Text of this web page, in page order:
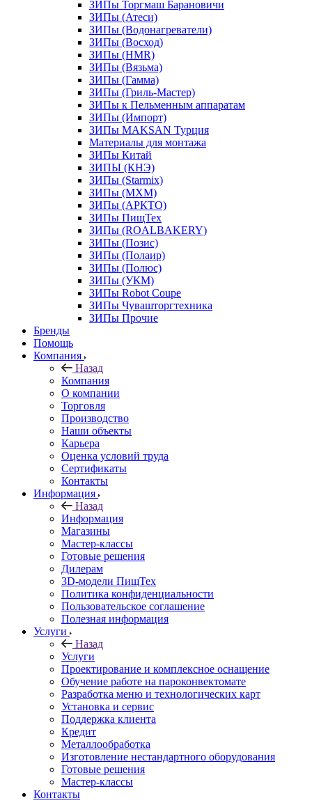
ЗИПы Торгмаш Барановичи
ЗИПы (Атеси)
ЗИПы (Водонагреватели)
ЗИПы (Восход)
ЗИПы (HMR)
ЗИПы (Вязьма)
ЗИПы (Гамма)
ЗИПы (Гриль-Мастер)
ЗИПы к Пельменным аппаратам
ЗИПы (Импорт)
ЗИПы MAKSAN Турция
Материалы для монтажа
ЗИПы Китай
ЗИПЫ (КНЭ)
ЗИПы (Starmix)
ЗИПы (МХМ)
ЗИПы (АРКТО)
ЗИПы ПищТех
ЗИПы (ROALBAKERY)
ЗИПы (Позис)
ЗИПы (Полаир)
ЗИПы (Полюс)
ЗИПы (УКМ)
ЗИПы Robot Coupe
ЗИПы Чувашторгтехника
ЗИПы Прочие
Бренды
Помощь
Компания
Назад
Компания
О компании
Торговля
Производство
Наши объекты
Карьера
Оценка условий труда
Сертификаты
Контакты
Информация
Назад
Информация
Магазины
Мастер-классы
Готовые решения
Дилерам
3D-модели ПищТех
Политика конфиденциальности
Пользовательское соглашение
Полезная информация
Услуги
Назад
Услуги
Проектирование и комплексное оснащение
Обучение работе на пароконвектомате
Разработка меню и технологических карт
Установка и сервис
Поддержка клиента
Кредит
Металлообработка
Изготовление нестандартного оборудования
Готовые решения
Мастер-классы
Контакты